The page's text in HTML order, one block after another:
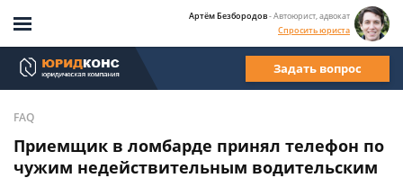
Артём Безбородов- Автоюрист, адвокат
Спросить юриста
Задать вопрос
FAQ
Приемщик в ломбарде принял телефон по
чужим недействительным водительским